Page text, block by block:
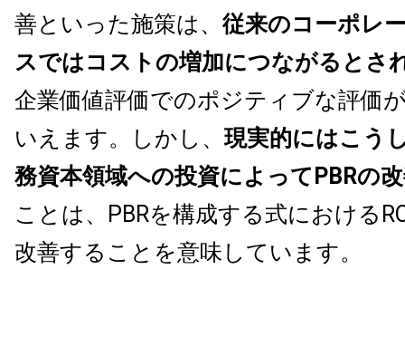
善といった施策は、 従来のコーポレ
スではコストの増加につながるとさ
企業価値評価でのポジティブな評価
いえます。しかし、 現実的にはこう
務資本領域への投資によってPBRの
ことは、PBRを構成する式における
改善することを意味しています。